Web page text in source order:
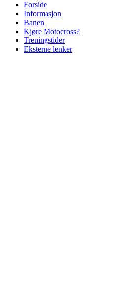
Forside
Informasjon
Banen
Kjøre Motocross?
Treningstider
Eksterne lenker